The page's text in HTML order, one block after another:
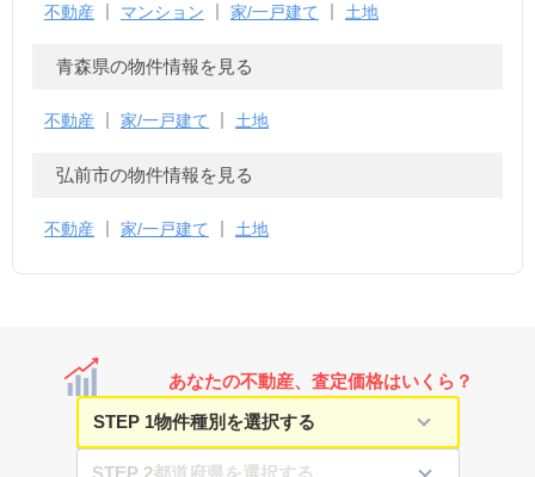
不動産 マンション 家/一戸建て 土地
青森県の物件情報を見る
不動産 家/一戸建て 土地
弘前市の物件情報を見る
不動産 家/一戸建て 土地
あなたの不動産、査定価格はいくら？
STEP 1